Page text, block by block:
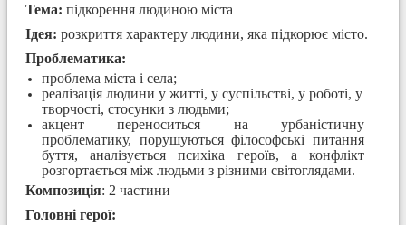
Тема: підкорення людиною міста
Ідея: розкриття характеру людини, яка підкорює місто.
Проблематика:
проблема міста і села;
реалізація людини у житті, у суспільстві, у роботі, у
творчості, стосунки з людьми;
акцент переноситься на урбаністичну
проблематику, порушуються філософські питання
буття, аналізується психіка героїв, а конфлікт
розгортається між людьми з різними світоглядами.
Композиція: 2 частини
Головні герої: